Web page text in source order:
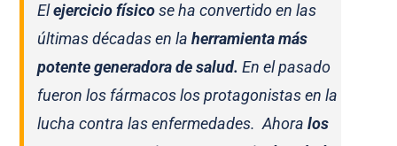
Elejercicio físicose ha convertido en las
últimas décadas en laherramienta más
potente generadora de salud. En el pasado
fueron los fármacos los protagonistas en la
lucha contra las enfermedades. Ahora los